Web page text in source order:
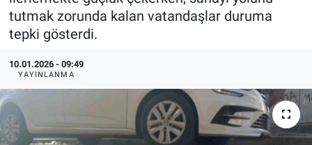
tutmak zorunda kalan vatandaşlar duruma
tepki gösterdi.
10.01.2026 - 09:49
YAYINLANMA